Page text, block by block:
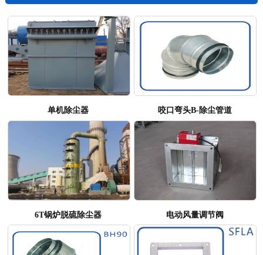
单机除尘器 咬口弯头B-除尘管道
6T锅炉脱硫除尘器 电动风量调节阀